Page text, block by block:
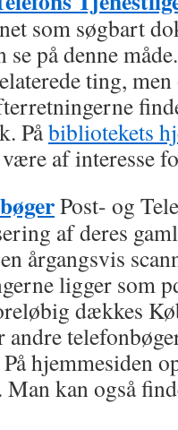
som søgbart
se på denne
ting,
Påbibliotekets
af interesse
Post- og
af deres
årgangsvis
ligger som
dækkes
hjemmesiden
Man kan også